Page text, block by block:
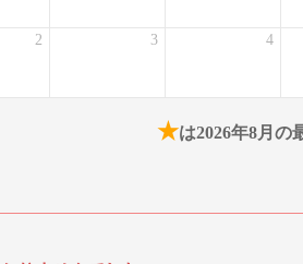
2 3 4
★は2026年8月の